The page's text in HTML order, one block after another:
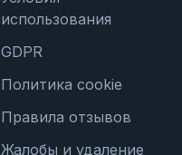
использования
GDPR
Политика cookie
Правила отзывов
Жалобы и удаление